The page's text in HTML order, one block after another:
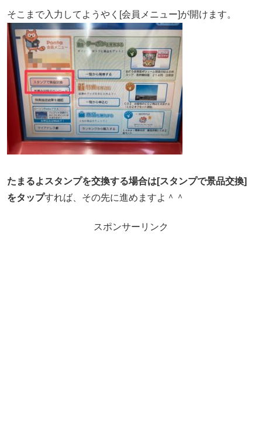
そこまで入力してようやく[会員メニュー]が開けます。
たまるよスタンプを交換する場合は[スタンプで景品交換]
をタップすれば、その先に進めますよ＾＾
スポンサーリンク